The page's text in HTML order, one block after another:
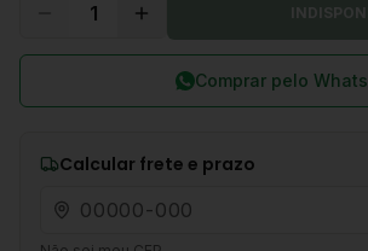
1
Comprar pelo Whats
Calcular frete e prazo